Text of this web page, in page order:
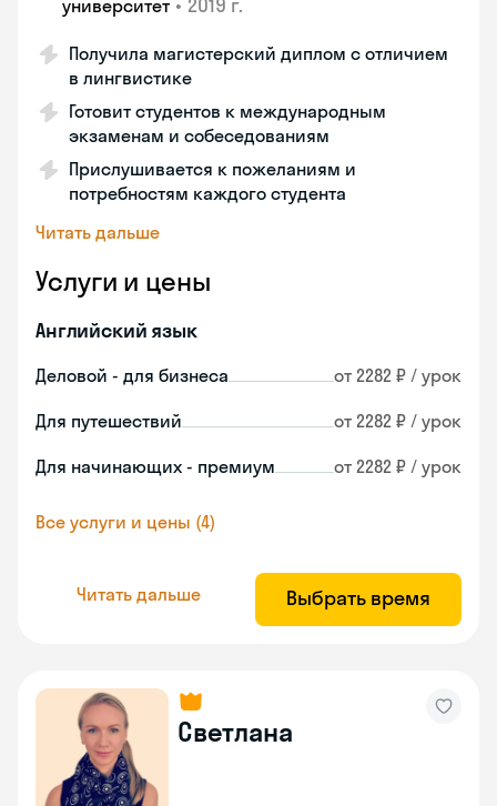
университет
Получила магистерский диплом с отличием
в лингвистике
Готовит студентов к международным
экзаменам и собеседованиям
Прислушивается к пожеланиям и
потребностям каждого студента
Читать дальше
Услуги и цены
Английский язык
Деловой - для бизнеса от 2282 ₽ / урок
Для путешествий от 2282 ₽ / урок
Для начинающих - премиум от 2282 ₽ / урок
Все услуги и цены (4)
Читать дальше Выбрать время
Светлана